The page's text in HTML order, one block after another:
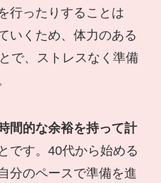
行ったりすることは
いくため、体力のある
で、ストレスなく準備
時間的な余裕を持って計
です。40代から始める
分のペースで準備を進